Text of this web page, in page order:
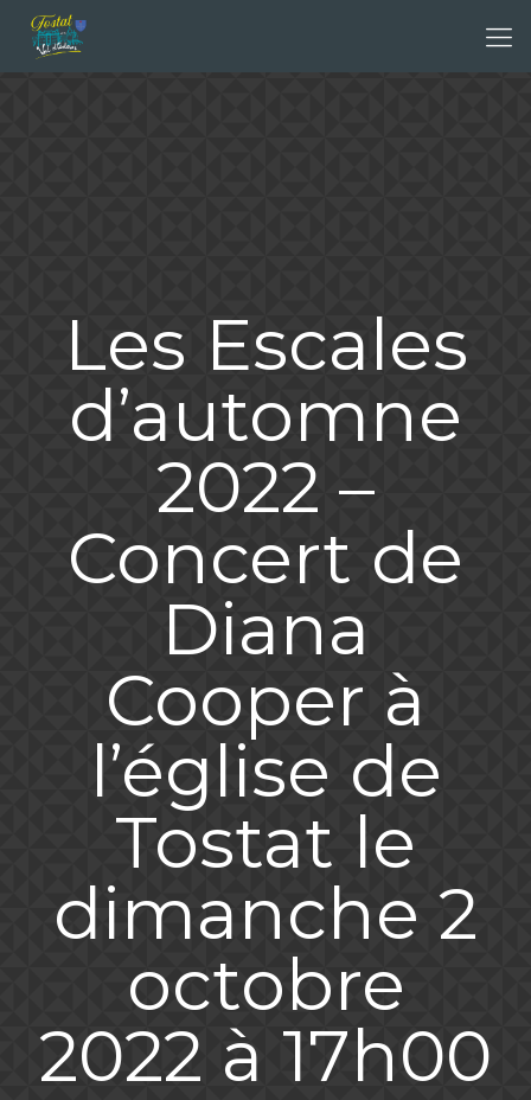
Les Escales
d’automne
2022 –
Concert de
Diana
Cooper à
l’église de
Tostat le
dimanche 2
octobre
2022 à 17h00